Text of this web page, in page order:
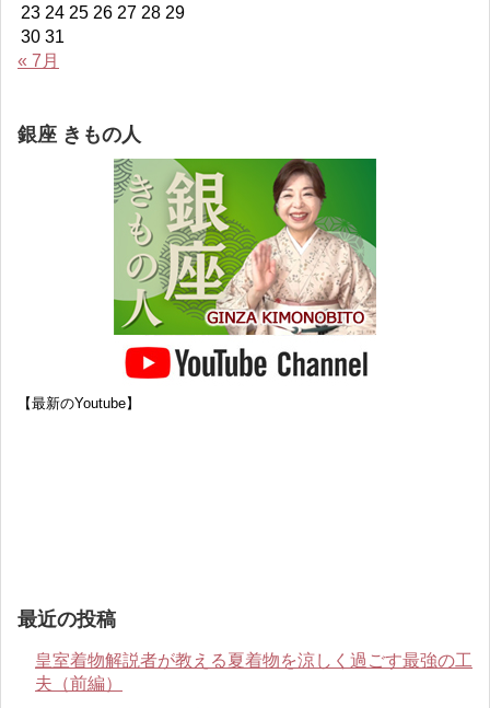
23 24 25 26 27 28 29
30 31
« 7月
銀座 きもの人
【最新のYoutube】
最近の投稿
皇室着物解説者が教える夏着物を涼しく過ごす最強の工
夫（前編）